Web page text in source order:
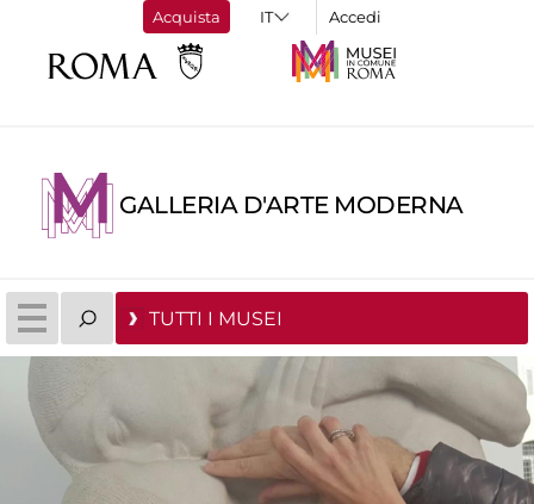
Acquista Accedi
GALLERIA D'ARTE MODERNA
TUTTI I MUSEI